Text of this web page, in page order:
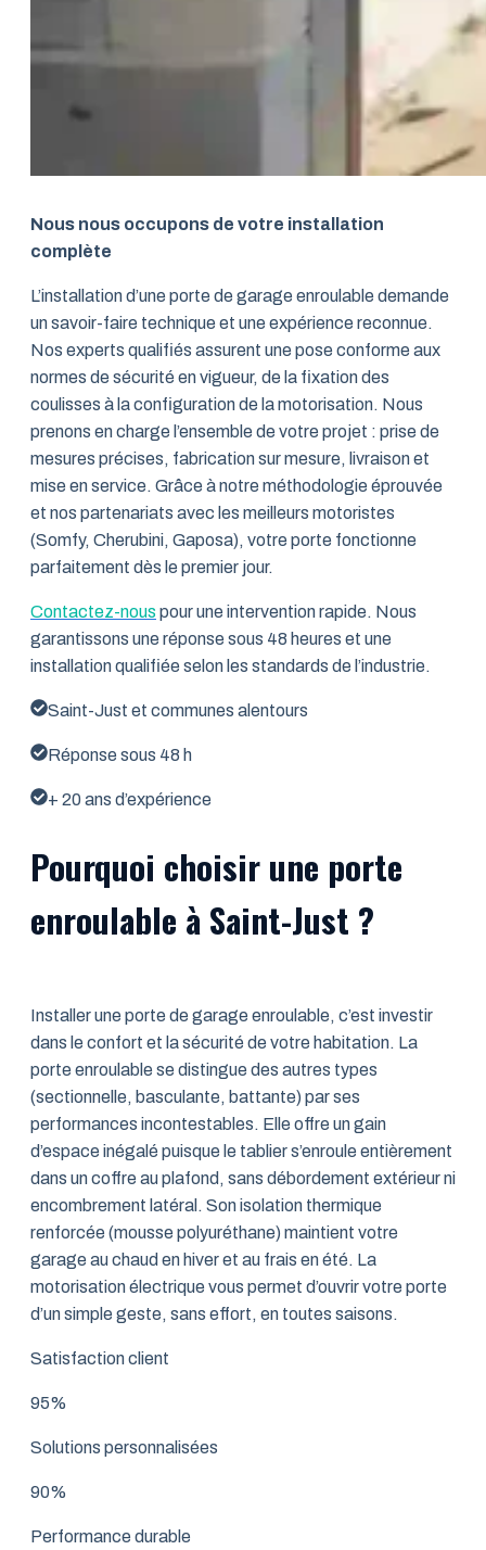
Nous nous occupons de votre installation
complète
L’installation d’une porte de garage enroulable demande
un savoir-faire technique et une expérience reconnue.
Nos experts qualifiés assurent une pose conforme aux
normes de sécurité en vigueur, de la fixation des
coulisses à la configuration de la motorisation. Nous
prenons en charge l’ensemble de votre projet : prise de
mesures précises, fabrication sur mesure, livraison et
mise en service. Grâce à notre méthodologie éprouvée
et nos partenariats avec les meilleurs motoristes
(Somfy, Cherubini, Gaposa), votre porte fonctionne
parfaitement dès le premier jour.
Contactez-nous pour une intervention rapide. Nous
garantissons une réponse sous 48 heures et une
installation qualifiée selon les standards de l’industrie.
Saint-Just et communes alentours
Réponse sous 48 h
+ 20 ans d’expérience
Pourquoi choisir une porte
enroulable à Saint-Just ?
Installer une porte de garage enroulable, c’est investir
dans le confort et la sécurité de votre habitation. La
porte enroulable se distingue des autres types
(sectionnelle, basculante, battante) par ses
performances incontestables. Elle offre un gain
d’espace inégalé puisque le tablier s’enroule entièrement
dans un coffre au plafond, sans débordement extérieur ni
encombrement latéral. Son isolation thermique
renforcée (mousse polyuréthane) maintient votre
garage au chaud en hiver et au frais en été. La
motorisation électrique vous permet d’ouvrir votre porte
d’un simple geste, sans effort, en toutes saisons.
Satisfaction client
95%
Solutions personnalisées
90%
Performance durable